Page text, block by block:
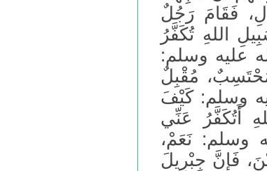
فَقَامَ رَجُلٌ
اللهِ تُكَفَّرُ
عليه وسلم:
مُقْبِلٌ
وسلم: كَيْفَ
أَتُكَفَّرُ عَنِّي
وسلم: نَعَمْ،
فَإِنَّ جِبْرِيلَ